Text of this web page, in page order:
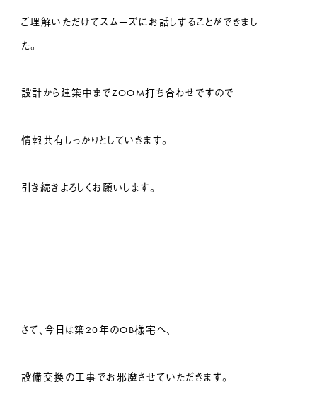
ご理解いただけてスムーズにお話しすることができまし
た。
設計から建築中までZOOM打ち合わせですので
情報共有しっかりとしていきます。
引き続きよろしくお願いします。
さて、今日は築20年のOB様宅へ、
設備交換の工事でお邪魔させていただきます。